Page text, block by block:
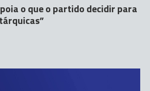
o que o partido decidir para